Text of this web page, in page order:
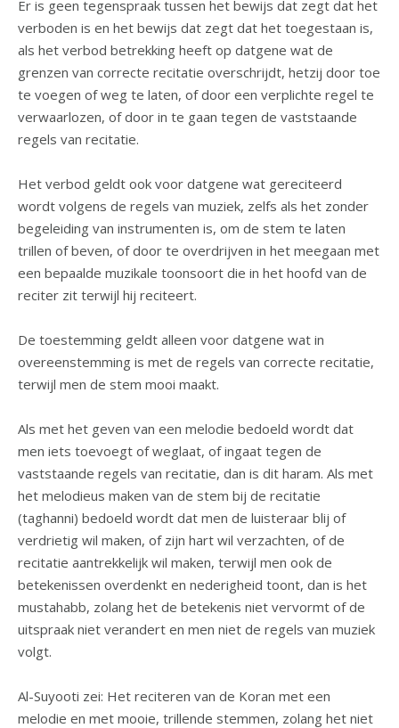
Er is geen tegenspraak tussen het bewijs dat zegt dat het
verboden is en het bewijs dat zegt dat het toegestaan is,
als het verbod betrekking heeft op datgene wat de
grenzen van correcte recitatie overschrijdt, hetzij door toe
te voegen of weg te laten, of door een verplichte regel te
verwaarlozen, of door in te gaan tegen de vaststaande
regels van recitatie.
Het verbod geldt ook voor datgene wat gereciteerd
wordt volgens de regels van muziek, zelfs als het zonder
begeleiding van instrumenten is, om de stem te laten
trillen of beven, of door te overdrijven in het meegaan met
een bepaalde muzikale toonsoort die in het hoofd van de
reciter zit terwijl hij reciteert.
De toestemming geldt alleen voor datgene wat in
overeenstemming is met de regels van correcte recitatie,
terwijl men de stem mooi maakt.
Als met het geven van een melodie bedoeld wordt dat
men iets toevoegt of weglaat, of ingaat tegen de
vaststaande regels van recitatie, dan is dit haram. Als met
het melodieus maken van de stem bij de recitatie
(taghanni) bedoeld wordt dat men de luisteraar blij of
verdrietig wil maken, of zijn hart wil verzachten, of de
recitatie aantrekkelijk wil maken, terwijl men ook de
betekenissen overdenkt en nederigheid toont, dan is het
mustahabb, zolang het de betekenis niet vervormt of de
uitspraak niet verandert en men niet de regels van muziek
volgt.
Al-Suyooti zei: Het reciteren van de Koran met een
melodie en met mooie, trillende stemmen, zolang het niet